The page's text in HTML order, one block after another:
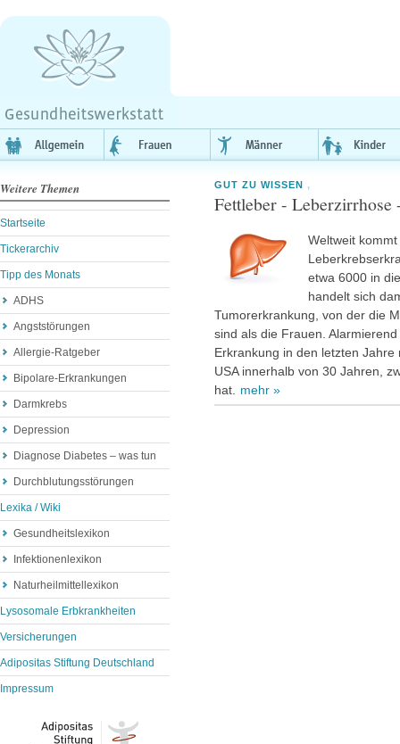
Weitere Themen
Startseite
Tickerarchiv
Tipp des Monats
ADHS
Angststörungen
Allergie-Ratgeber
Bipolare-Erkrankungen
Darmkrebs
Depression
Diagnose Diabetes – was tun
Durchblutungsstörungen
Lexika / Wiki
Gesundheitslexikon
Infektionenlexikon
Naturheilmittellexikon
Lysosomale Erbkrankheiten
Versicherungen
Adipositas Stiftung Deutschland
Impressum
GUT ZU WISSEN ,
Fettleber - Leberzirrhose
Weltweit
etwa 6000 in
handelt sich
Tumorerkrankung, von der die
sind als die Frauen.
Erkrankung in den letzten
USAinnerhalb von 30 Jahren,
hat.
mehr »